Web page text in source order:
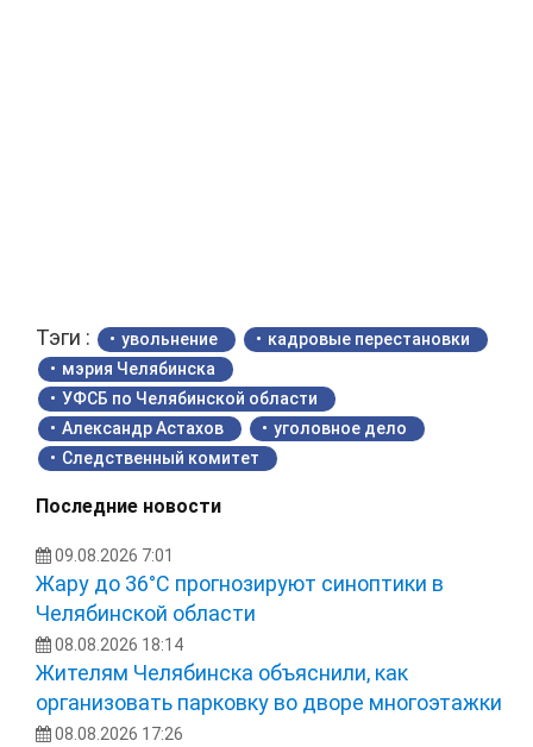
Тэги : увольнение
кадровые перестановки
мэрия Челябинска
УФСБ по Челябинской области
Александр Астахов
уголовное дело
Следственный комитет
Последние новости
09.08.2026 7:01
Жару до 36°С прогнозируют синоптики в
Челябинской области
08.08.2026 18:14
Жителям Челябинска объяснили, как
организовать парковку во дворе многоэтажки
08.08.2026 17:26